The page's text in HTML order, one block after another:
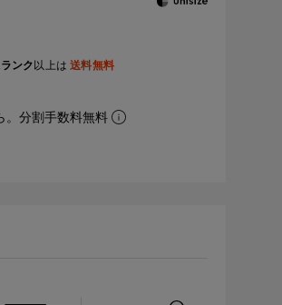
ンク 以上は送料無料
。分割手数料無料